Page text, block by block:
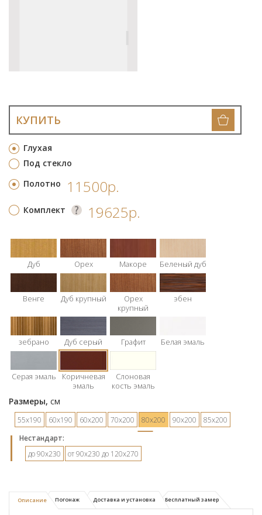
Глухая
Под стекло
КУПИТЬ
Полотно 11500р.
Комплект 19625р.
Дуб Орех Макоре Беленый дуб
Венге Дуб крупный
Орех
крупный
эбен
зебрано Дуб серый Графит Белая эмаль
Серая эмаль
Коричневая
эмаль
Слоновая
кость эмаль
Размеры, см
55х190 60х190 60х200 70х200 80х200 90х200
85х200
Hестандарт:
до 90х230
от 90х230 до 120х270
Описание Погонаж Доставка и установка Бесплатный замер